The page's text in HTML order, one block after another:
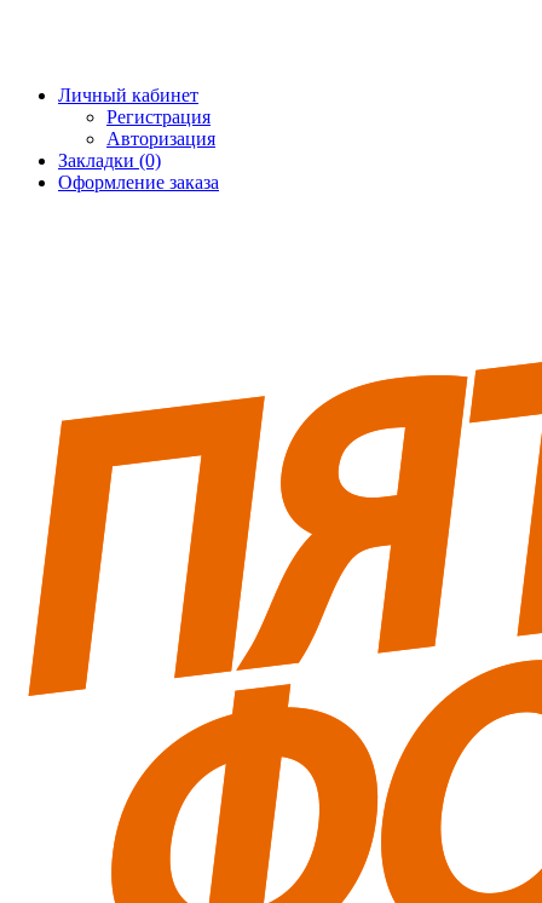
Личный кабинет
Регистрация
Авторизация
Закладки (0)
Оформление заказа